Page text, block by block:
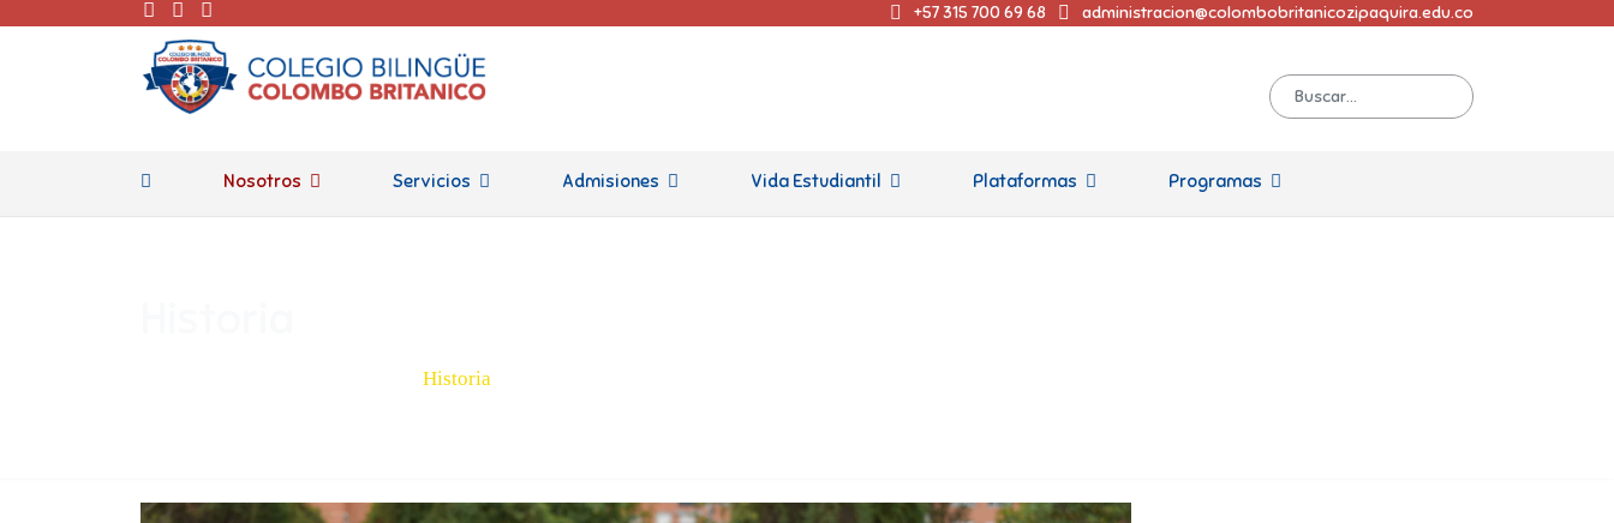
+57 315 700 69 68 administracion@colombobritanicozipaquira.edu.co
Nosotros Servicios Admisiones Vida Estudiantil Plataformas Programas
Historia